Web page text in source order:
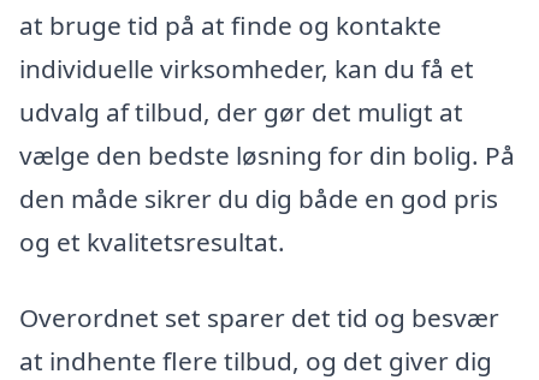
at bruge tid på at finde og kontakte
individuelle virksomheder, kan du få et
udvalg af tilbud, der gør det muligt at
vælge den bedste løsning for din bolig. På
den måde sikrer du dig både en god pris
og et kvalitetsresultat.
Overordnet set sparer det tid og besvær
at indhente flere tilbud, og det giver dig